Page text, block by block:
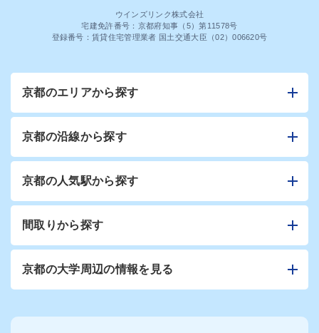
ウインズリンク株式会社
宅建免許番号：京都府知事（5）第11578号
登録番号：賃貸住宅管理業者 国土交通大臣（02）006620号
京都のエリアから探す
京都の沿線から探す
京都の人気駅から探す
間取りから探す
京都の大学周辺の情報を見る